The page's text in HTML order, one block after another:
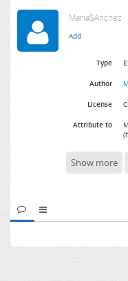
MariaSAnchez
Type
Author
License
Attribute to
Show more